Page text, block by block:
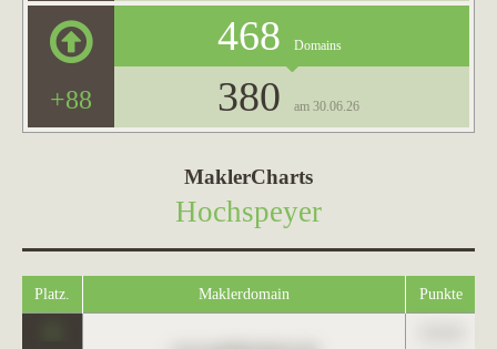
+88
468 Domains
380 am 30.06.26
MaklerCharts
Hochspeyer
Platz. Maklerdomain Punkte